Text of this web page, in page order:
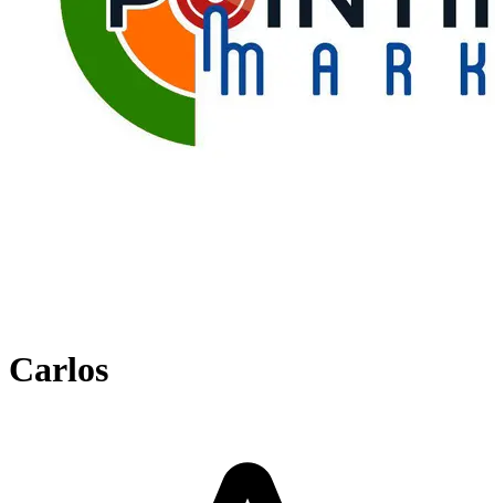
Carlos